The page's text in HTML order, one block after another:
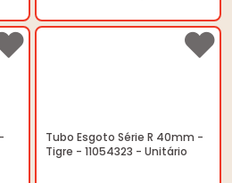
Tubo Esgoto Série R 40mm -
Tigre - 11054323 - Unitário